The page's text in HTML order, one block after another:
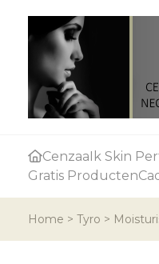
CenzaaIk Skin
Gratis Producten
Home > Tyro >